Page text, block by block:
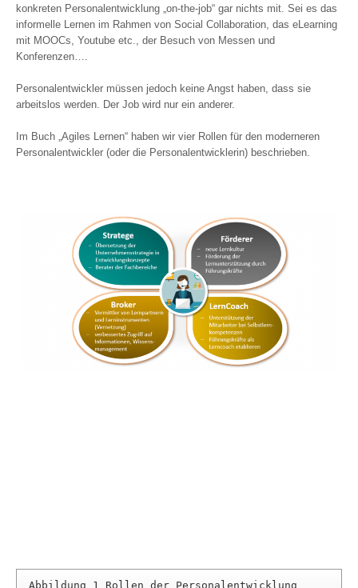
konkreten Personalentwicklung „on-the-job“ gar nichts mit. Sei es das
informelle Lernen im Rahmen von Social Collaboration, das eLearning
mit MOOCs, Youtube etc., der Besuch von Messen und
Konferenzen….
Personalentwickler müssen jedoch keine Angst haben, dass sie
arbeitslos werden. Der Job wird nur ein anderer.
Im Buch „Agiles Lernen“ haben wir vier Rollen für den moderneren
Personalentwickler (oder die Personalentwicklerin) beschrieben.
Abbildung 1 Rollen der Personalentwicklung